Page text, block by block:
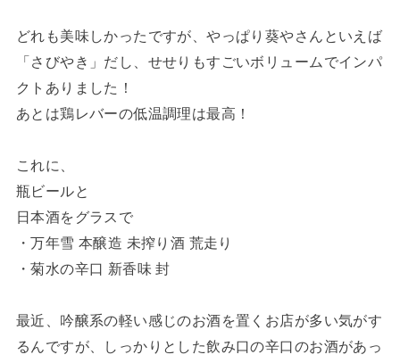
どれも美味しかったですが、やっぱり葵やさんといえば
「さびやき」だし、せせりもすごいボリュームでインパ
クトありました！
あとは鶏レバーの低温調理は最高！
これに、
瓶ビールと
日本酒をグラスで
・万年雪 本醸造 未搾り酒 荒走り
・菊水の辛口 新香味 封
最近、吟醸系の軽い感じのお酒を置くお店が多い気がす
るんですが、しっかりとした飲み口の辛口のお酒があっ